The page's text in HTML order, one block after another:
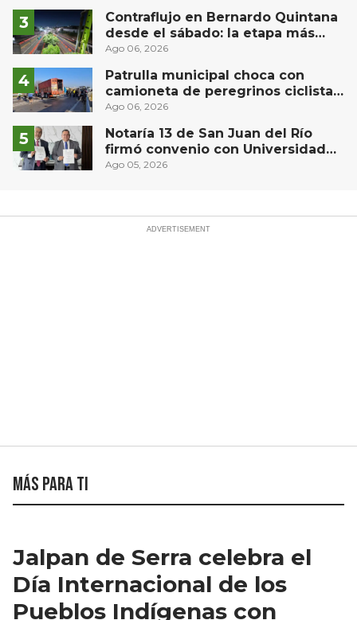
Contraflujo en Bernardo Quintana
desde el sábado: la etapa más
compleja del operativo vial
Ago 06, 2026
Patrulla municipal choca con
camioneta de peregrinos ciclistas
en la autopista México-Querétaro
Ago 06, 2026
Notaría 13 de San Juan del Río
firmó convenio con Universidad
Privada del Bajío para recibir
Ago 05, 2026
Más para ti
Jalpan de Serra celebra el
Día Internacional de los
Pueblos Indígenas con